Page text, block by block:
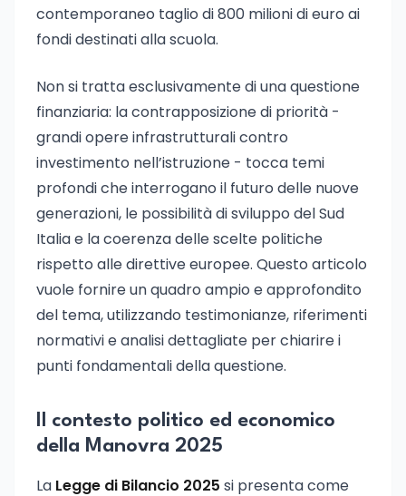
contemporaneo taglio di 800 milioni di euro ai
fondi destinati alla scuola.
Non si tratta esclusivamente di una questione
finanziaria: la contrapposizione di priorità -
grandi opere infrastrutturali contro
investimento nell’istruzione - tocca temi
profondi che interrogano il futuro delle nuove
generazioni, le possibilità di sviluppo del Sud
Italia e la coerenza delle scelte politiche
rispetto alle direttive europee. Questo articolo
vuole fornire un quadro ampio e approfondito
del tema, utilizzando testimonianze, riferimenti
normativi e analisi dettagliate per chiarire i
punti fondamentali della questione.
Il contesto politico ed economico
della Manovra 2025
La Legge di Bilancio 2025 si presenta come